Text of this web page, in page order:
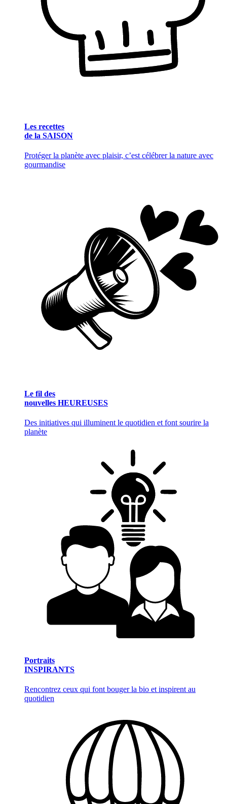
Les recettes
de la SAISON
Protéger la planète avec plaisir, c’est célébrer la nature avec
gourmandise
Le fil des
nouvelles HEUREUSES
Des initiatives qui illuminent le quotidien et font sourire la
planète
Portraits
INSPIRANTS
Rencontrez ceux qui font bouger la bio et inspirent au
quotidien